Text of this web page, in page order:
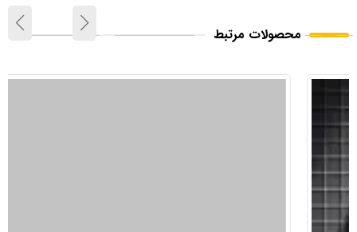
محصولات مرتبط